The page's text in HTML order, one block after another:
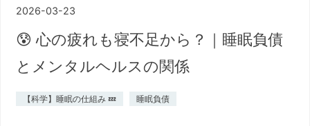
2026-03-23
😰 心の疲れも寝不足から？｜睡眠負債
とメンタルヘルスの関係
【科学】睡眠の仕組み 💤 睡眠負債